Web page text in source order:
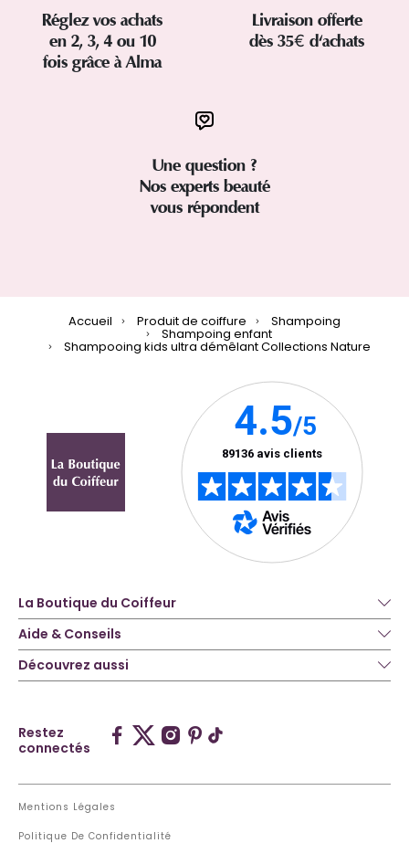
Réglez vos achats
en 2, 3, 4 ou 10
fois grâce à Alma
Livraison offerte
dès 35€ d'achats
Une question ?
Nos experts beauté
vous répondent
Accueil Produit de coiffure Shampoing
Shampoing enfant
Shampooing kids ultra démêlant Collections Nature
La Boutique du Coiffeur
Aide & Conseils
Découvrez aussi
Restez
connectés
Mentions Légales
Politique De Confidentialité